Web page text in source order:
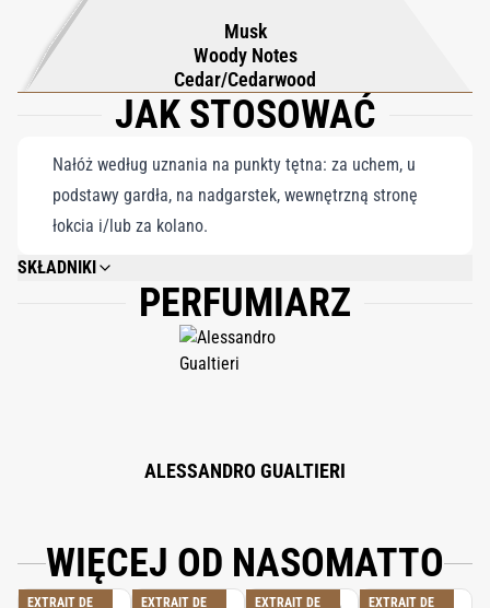
Musk
Woody Notes
Cedar/Cedarwood
JAK STOSOWAĆ
Nałóż według uznania na punkty tętna: za uchem, u
podstawy gardła, na nadgarstek, wewnętrzną stronę
łokcia i/lub za kolano.
SKŁADNIKI
ALCOHOL DENAT., AQUA (WATER), PARFUM (FRAGRANCE), BENZYL
ALCOHOL, BENZYL BENZOATE, BENZYL SALICYLATE, BUTYLPHENYL
METHYLPROPIONAL, COUMARIN, EUGENOL, HYDROXYCITRONELLAL,
ISOEUGENOL, LIMONENE, LINALOOL, BHT, BENZOPHENONE, CI 17200, CI
PERFUMIARZ
ALESSANDRO GUALTIERI
WIĘCEJ OD NASOMATTO
EXTRAIT DE
EXTRAIT DE
EXTRAIT DE
EXTRAIT DE